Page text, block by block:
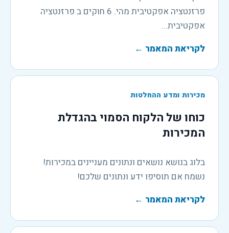
פרזנטציה אפקטיבית מהי. 6 חוקים ב פרזנטציה
אפקטיבית...
לקריאת המאמר ←
מכירות ומדע ההחלטות
כוחו של הלקוח הסמוי בהגדלת
המכירות
בלוג בנושא נושאים ונתונים מעניינים במכירות!
נשמח אם תוסיפו ידע ונתונים שלכם!
לקריאת המאמר ←